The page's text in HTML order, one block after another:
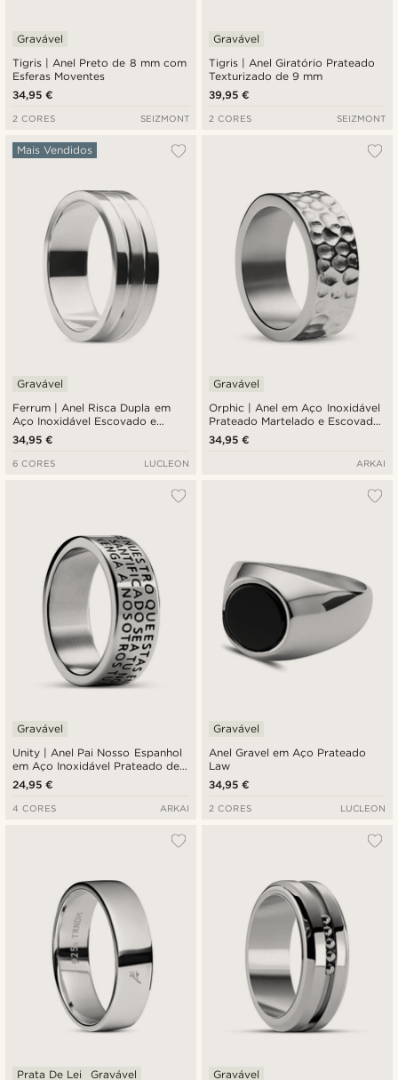
Tigris | Anel Preto de 8 mm com
Esferas Moventes
Gravável
34,95 €
2 CORES SEIZMONT
Tigris | Anel Giratório Prateado
Texturizado de 9 mm
Gravável
39,95 €
2 CORES SEIZMONT
Ferrum | Anel Risca Dupla em
Aço Inoxidável Escovado e
Polido Prateado de 8 mm
Mais Vendidos
Gravável
34,95 €
6 CORES LUCLEON
Orphic | Anel em Aço Inoxidável
Prateado Martelado e Escovado
de 9 mm
Gravável
34,95 €
ARKAI
Unity | Anel Pai Nosso Espanhol
em Aço Inoxidável Prateado de
8 mm
Gravável
24,95 €
4 CORES ARKAI
Anel Gravel em Aço Prateado
Law
Gravável
34,95 €
2 CORES LUCLEON
Prata De Lei Gravável Gravável